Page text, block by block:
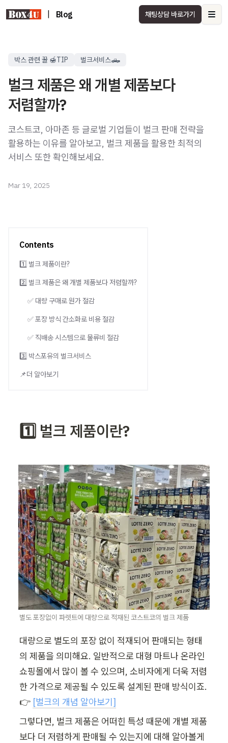
Blog 채팅상담 바로가기
박스 관련 꿀 🍯TIP 벌크서비스🛻
벌크 제품은 왜 개별 제품보다
저렴할까?
코스트코, 아마존 등 글로벌 기업들이 벌크 판매 전략을
활용하는 이유를 알아보고, 벌크 제품을 활용한 최적의
서비스 또한 확인해보세요.
Mar 19, 2025
Contents
1️⃣ 벌크 제품이란?
2️⃣ 벌크 제품은 왜 개별 제품보다 저렴할까?
✅ 대량 구매로 원가 절감
✅ 포장 방식 간소화로 비용 절감
✅ 직배송 시스템으로 물류비 절감
3️⃣ 박스포유의 벌크서비스
📌더 알아보기
1️⃣ 벌크 제품이란?
별도 포장없이 파렛트에 대량으로 적재된 코스트코의 벌크 제품
대량으로 별도의 포장 없이 적재되어 판매되는 형태
의 제품을 의미해요. 일반적으로 대형 마트나 온라인
쇼핑몰에서 많이 볼 수 있으며, 소비자에게 더욱 저렴
한 가격으로 제공될 수 있도록 설계된 판매 방식이죠.
👉 [벌크의 개념 알아보기]
그렇다면, 벌크 제품은 어떠힌 특성 때문에 개별 제품
보다 더 저렴하게 판매될 수 있는지에 대해 알아볼게